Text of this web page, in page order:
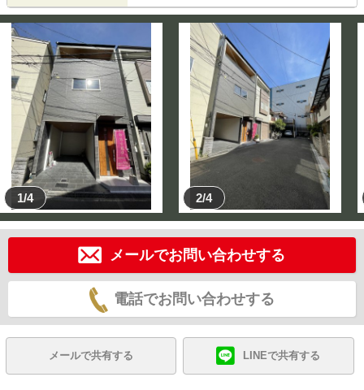
1/4 2/4
メールでお問い合わせする
電話でお問い合わせする
メールで共有する LINEで共有する